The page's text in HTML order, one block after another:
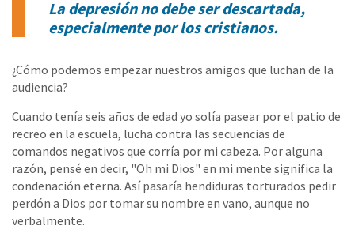
La depresión no debe ser descartada,
especialmente por los cristianos.
¿Cómo podemos empezar nuestros amigos que luchan de la
audiencia?
Cuando tenía seis años de edad yo solía pasear por el patio de
recreo en la escuela, lucha contra las secuencias de
comandos negativos que corría por mi cabeza. Por alguna
razón, pensé en decir, "Oh mi Dios" en mi mente significa la
condenación eterna. Así pasaría hendiduras torturados pedir
perdón a Dios por tomar su nombre en vano, aunque no
verbalmente.